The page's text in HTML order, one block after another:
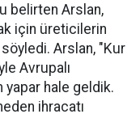
belirten Arslan,
için üreticilerin
söyledi. Arslan, "Kur
Avrupalı
yapar ha­le geldik.
ihracatı